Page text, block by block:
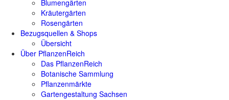
Blumengärten
Kräutergärten
Rosengärten
Bezugsquellen & Shops
Übersicht
Über PflanzenReich
Das PflanzenReich
Botanische Sammlung
Pflanzenmärkte
Gartengestaltung Sachsen